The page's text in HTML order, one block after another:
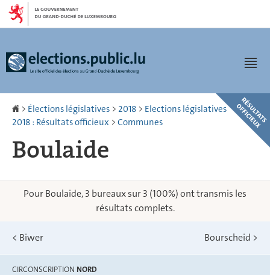
Aller
navigation
Aller
Accueil
> Élections législatives > 2018 > Elections législatives
2018 : Résultats officieux > Communes
Boulaide
Pour Boulaide, 3 bureaux sur 3 (100%) ont transmis les
résultats complets.
< Biwer Bourscheid >
CIRCONSCRIPTION NORD